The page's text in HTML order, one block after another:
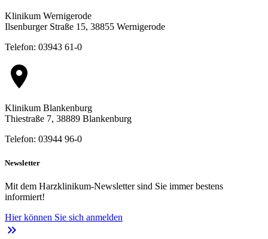
Klinikum Wernigerode
Ilsenburger Straße 15, 38855 Wernigerode
Telefon: 03943 61-0
location_on
Klinikum Blankenburg
Thiestraße 7, 38889 Blankenburg
Telefon: 03944 96-0
Newsletter
Mit dem Harzklinikum-Newsletter sind Sie immer bestens
informiert!
Hier können Sie sich anmelden
keyboard_double_arrow_right